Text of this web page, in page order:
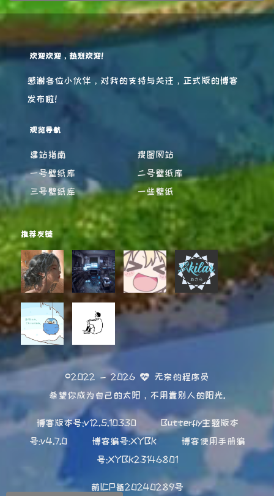
欢迎欢迎，热烈欢迎！
感谢各位小伙伴，对我的支持与关注，正式版的博客
发布啦！
观览导航
建站指南
搜图网站
一号壁纸库
二号壁纸库
三号壁纸库
一些壁纸
推荐友链
©2022 - 2026
无奈的程序员
希望你成为自己的太阳，不用靠别人的阳光.
博客版本号:v12.5.10330Butterfly主题版本
号:v4.7.0
博客编号:XYBK
博客使用手册编
号:XYBK23146801
萌ICP备20240289号